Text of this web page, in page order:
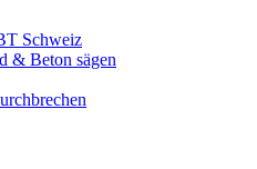
Schweiz
& Beton sägen